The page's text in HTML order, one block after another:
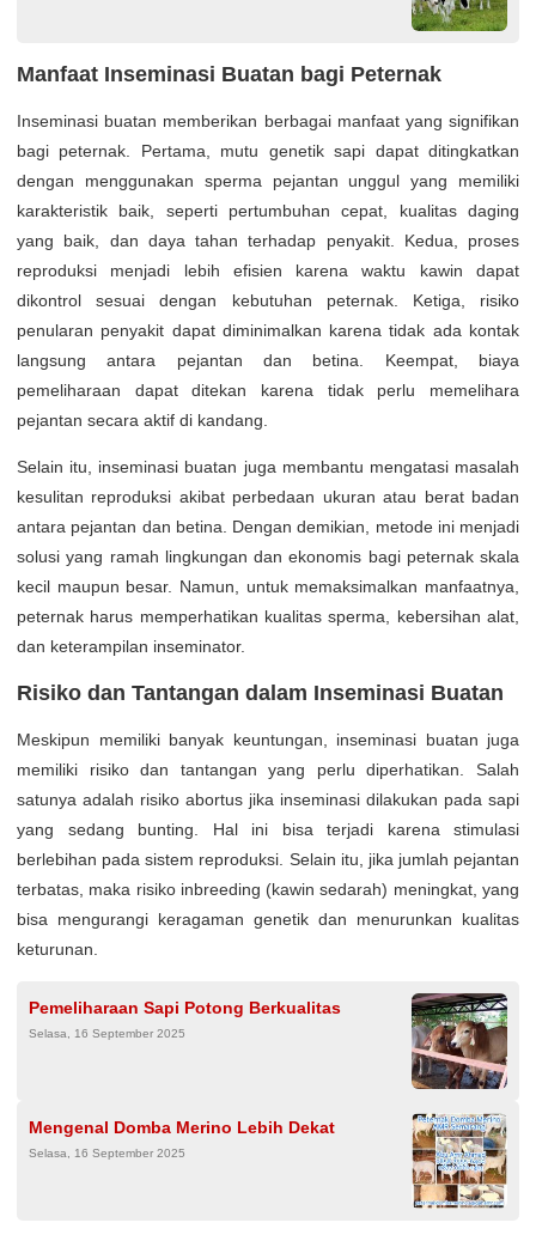
Manfaat Inseminasi Buatan bagi Peternak
Inseminasi buatan memberikan berbagai manfaat yang signifikan
bagi peternak. Pertama, mutu genetik sapi dapat ditingkatkan
dengan menggunakan sperma pejantan unggul yang memiliki
karakteristik baik, seperti pertumbuhan cepat, kualitas daging
yang baik, dan daya tahan terhadap penyakit. Kedua, proses
reproduksi menjadi lebih efisien karena waktu kawin dapat
dikontrol sesuai dengan kebutuhan peternak. Ketiga, risiko
penularan penyakit dapat diminimalkan karena tidak ada kontak
langsung antara pejantan dan betina. Keempat, biaya
pemeliharaan dapat ditekan karena tidak perlu memelihara
pejantan secara aktif di kandang.
Selain itu, inseminasi buatan juga membantu mengatasi masalah
kesulitan reproduksi akibat perbedaan ukuran atau berat badan
antara pejantan dan betina. Dengan demikian, metode ini menjadi
solusi yang ramah lingkungan dan ekonomis bagi peternak skala
kecil maupun besar. Namun, untuk memaksimalkan manfaatnya,
peternak harus memperhatikan kualitas sperma, kebersihan alat,
dan keterampilan inseminator.
Risiko dan Tantangan dalam Inseminasi Buatan
Meskipun memiliki banyak keuntungan, inseminasi buatan juga
memiliki risiko dan tantangan yang perlu diperhatikan. Salah
satunya adalah risiko abortus jika inseminasi dilakukan pada sapi
yang sedang bunting. Hal ini bisa terjadi karena stimulasi
berlebihan pada sistem reproduksi. Selain itu, jika jumlah pejantan
terbatas, maka risiko inbreeding (kawin sedarah) meningkat, yang
bisa mengurangi keragaman genetik dan menurunkan kualitas
keturunan.
Pemeliharaan Sapi Potong Berkualitas
Selasa, 16 September 2025
Mengenal Domba Merino Lebih Dekat
Selasa, 16 September 2025